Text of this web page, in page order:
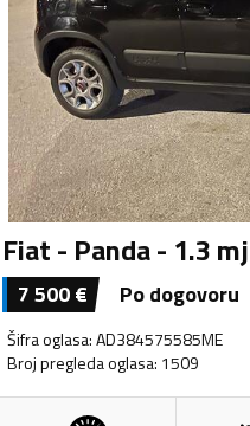
Fiat - Panda - 1.3
7 500€ Po dogovoru
Šifra oglasa:AD384575585ME
Broj pregleda oglasa: 1509